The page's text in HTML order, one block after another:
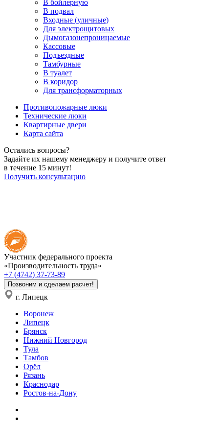
В бойлерную
В подвал
Входные (уличные)
Для электрощитовых
Дымогазонепроницаемые
Кассовые
Подъездные
Тамбурные
В туалет
В коридор
Для трансформаторных
Противопожарные люки
Технические люки
Квартирные двери
Карта сайта
Остались вопросы?
Задайте их нашему менеджеру и получите ответ
в течение 15 минут!
Получить консультацию
Участник федерального проекта
«Производительность труда»
+7 (4742) 37-73-89
Позвоним и сделаем расчет!
г. Липецк
Воронеж
Липецк
Брянск
Нижний Новгород
Тула
Тамбов
Орёл
Рязань
Краснодар
Ростов-на-Дону